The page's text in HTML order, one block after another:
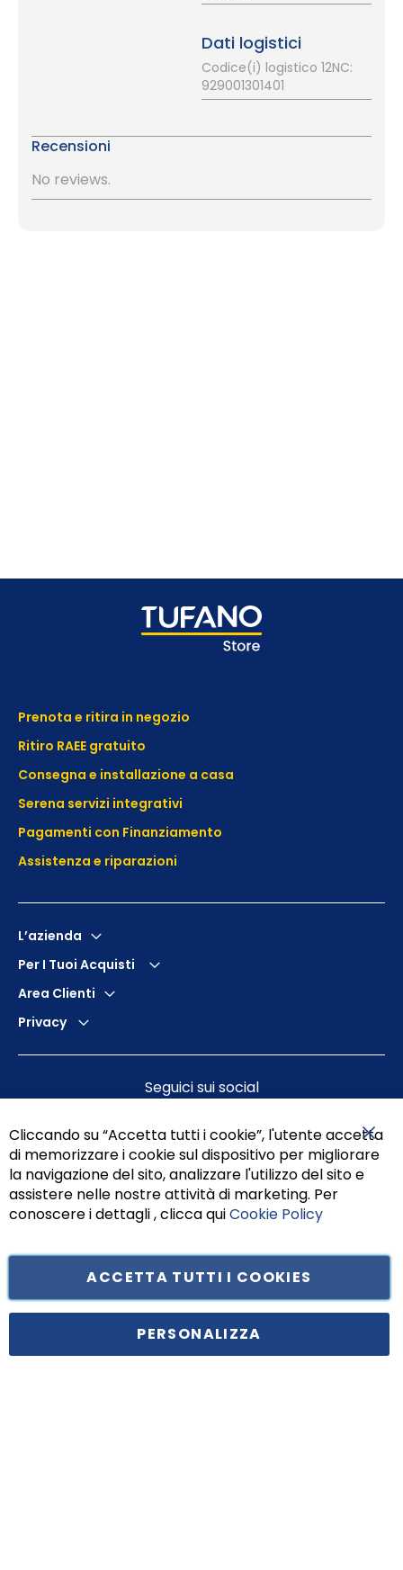
Dati logistici
Codice(i) logistico 12NC:
929001301401
Recensioni
No reviews.
Prenota e ritira in negozio
Ritiro RAEE gratuito
Consegna e installazione a casa
Serena servizi integrativi
Pagamenti con Finanziamento
Assistenza e riparazioni
L’azienda
Per I Tuoi Acquisti
Area Clienti
Privacy
Seguici sui social
Principe di Piemonte 199, cap. 80026 Casoria (NA) - C.F. 05834470634 -
Cliccando su “Accetta tutti i cookie”, l'utente accetta
di memorizzare i cookie sul dispositivo per migliorare
la navigazione del sito, analizzare l'utilizzo del sito e
assistere nelle nostre attività di marketing. Per
conoscere i dettagli , clicca quiCookie Policy
ACCETTA TUTTI I COOKIES
PERSONALIZZA